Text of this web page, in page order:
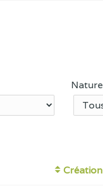
Nature
Création